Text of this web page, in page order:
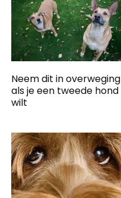
Neem dit in overweging
als je een tweede hond
wilt